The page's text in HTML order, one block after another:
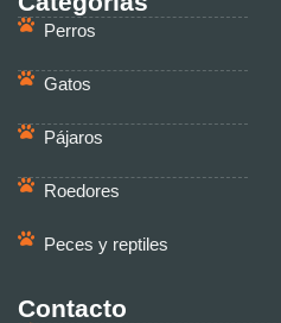
Perros
Gatos
Pájaros
Roedores
Peces y reptiles
Contacto